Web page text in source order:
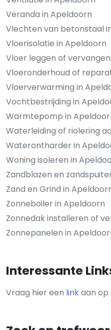
Veranda in Apeldoorn
Vlechten van betonstaal
Vloerisolatie in Apeldoorn
Vloer leggen of
Vloeronderhoud of
Vloerverwarming in
Vochtbestrijding in
Warmtepomp in
Waterleiding of riolering
Waterontharder in
Woning isoleren in
Zandblazen en
Zand en Grind in
Zonneboiler in Apeldoorn
Zonnedak installeren of
Zonnepanelen in
Interessante
Vraag hier een linkaan op